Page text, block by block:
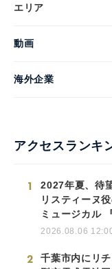
エリア
動画
海外企業
アクセスランキ
1
2027年夏、待
リスティーヌ
ミュージカル
2026.08.06
2
千葉市内にリ